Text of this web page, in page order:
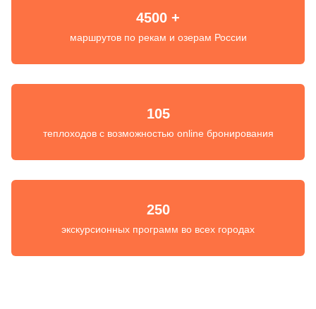
4500 +
маршрутов по рекам и озерам России
105
теплоходов с возможностью online бронирования
250
экскурсионных программ во всех городах